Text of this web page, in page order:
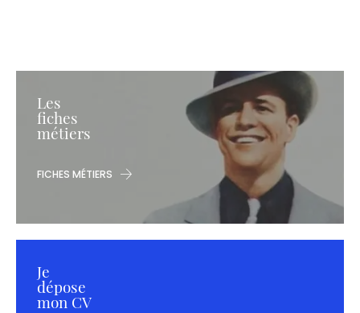
Les
fiches
métiers
FICHES MÉTIERS
Je
dépose
mon CV